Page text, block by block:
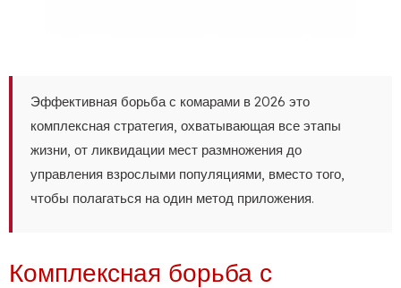
Эффективная борьба с комарами в 2026 это
комплексная стратегия, охватывающая все этапы
жизни, от ликвидации мест размножения до
управления взрослыми популяциями, вместо того,
чтобы полагаться на один метод приложения.
Комплексная борьба с